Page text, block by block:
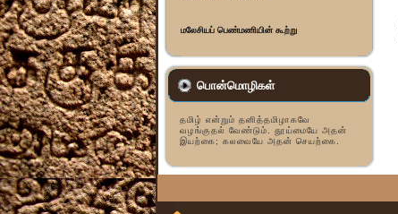
மலேசியப் பெண்மணியின் கூற்று
பொன்மொழிகள்
தமிழ் என்றும் தனித்தமிழாகவே
வழங்குதல் வேண்டும். தூய்மையே அதன்
இயற்கை; கலவையே அதன் செயற்கை.